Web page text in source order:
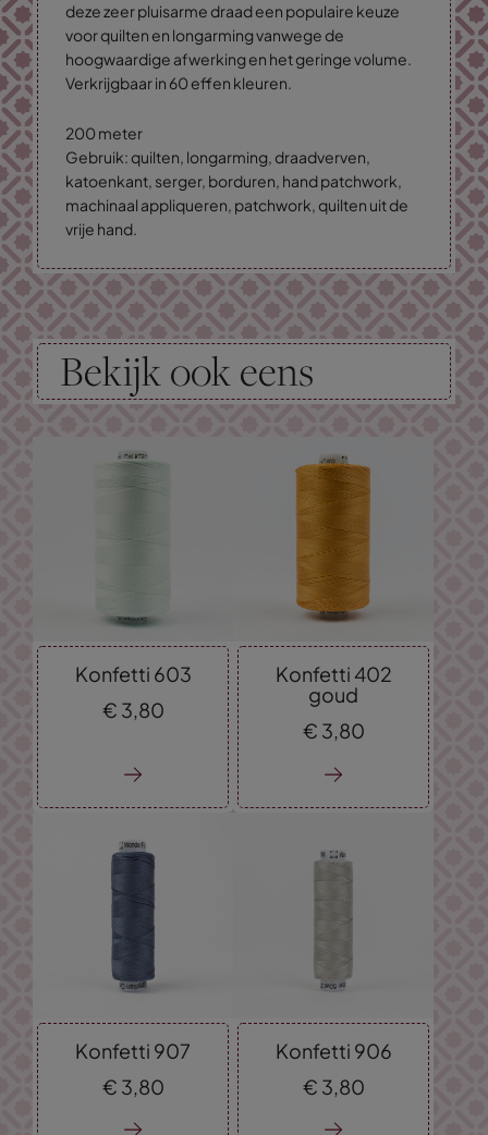
deze zeer pluisarme draad een populaire keuze
voor quilten en longarming vanwege de
hoogwaardige afwerking en het geringe volume.
Verkrijgbaar in 60 effen kleuren.
200 meter
Gebruik: quilten, longarming, draadverven,
katoenkant, serger, borduren, hand patchwork,
machinaal appliqueren, patchwork, quilten uit de
vrije hand.
Bekijk ook eens
Konfetti 603
€ 3,80
Konfetti 402
goud
€ 3,80
Konfetti 907
€ 3, 80
Konfetti 906
€ 3, 80